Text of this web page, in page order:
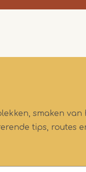
smaken van
tips, routes